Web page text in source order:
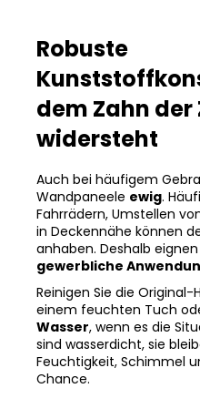
Robuste
dem Zahn
widersteht
Auch bei häufigem
Wandpaneele ewig.
Fahrrädern, Umstellen
in Deckennähe können
anhaben. Deshalb
gewerbliche
Reinigen Sie die
einem feuchten Tuch
Wasser, wenn es die
sind wasserdicht, sie
Feuchtigkeit, Schimmel
Chance.